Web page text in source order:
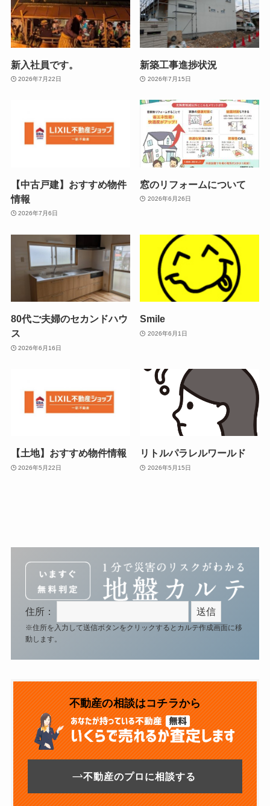
新入社員です。
2026年7月22日
新築工事進捗状況
2026年7月15日
【中古戸建】おすすめ物件
情報
2026年7月6日
窓のリフォームについて
2026年6月26日
80代ご夫婦のセカンドハウ
ス
2026年6月16日
Smile
2026年6月1日
【土地】おすすめ物件情報
2026年5月22日
リトルパラレルワールド
2026年5月15日
住所：
※住所を入力して送信ボタンをクリックするとカルテ作成画面に移
動します。
不動産の相談はコチラから
不動産のプロに相談する